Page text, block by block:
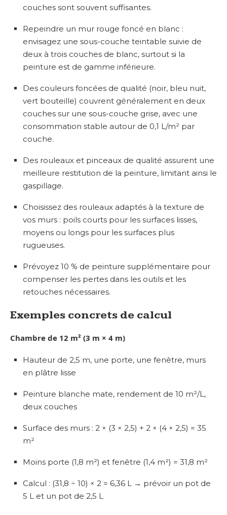
couches sont souvent suffisantes.
Repeindre un mur rouge foncé en blanc :
envisagez une sous-couche teintable suivie de
deux à trois couches de blanc, surtout si la
peinture est de gamme inférieure.
Des couleurs foncées de qualité (noir, bleu nuit,
vert bouteille) couvrent généralement en deux
couches sur une sous-couche grise, avec une
consommation stable autour de 0,1 L/m² par
couche.
Des rouleaux et pinceaux de qualité assurent une
meilleure restitution de la peinture, limitant ainsi le
gaspillage.
Choisissez des rouleaux adaptés à la texture de
vos murs : poils courts pour les surfaces lisses,
moyens ou longs pour les surfaces plus
rugueuses.
Prévoyez 10 % de peinture supplémentaire pour
compenser les pertes dans les outils et les
retouches nécessaires.
Exemples concrets de calcul
Chambre de 12 m² (3 m × 4 m)
Hauteur de 2,5 m, une porte, une fenêtre, murs
en plâtre lisse
Peinture blanche mate, rendement de 10 m²/L,
deux couches
Surface des murs : 2 × (3 × 2,5) + 2 × (4 × 2,5) = 35
m²
Moins porte (1,8 m²) et fenêtre (1,4 m²) = 31,8 m²
Calcul : (31,8 ÷ 10) × 2 = 6,36 L → prévoir un pot de
5 L et un pot de 2,5 L